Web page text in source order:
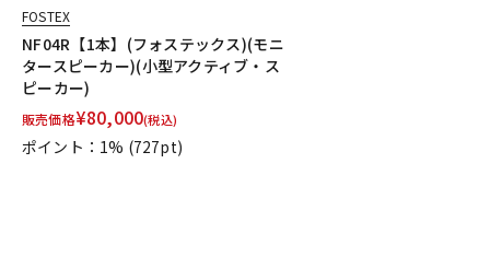
FOSTEX
NF04R【1本】(フォステックス)(モニ
タースピーカー)(小型アクティブ・ス
ピーカー)
販売価格¥80,000(税込)
ポイント：1% (727pt)